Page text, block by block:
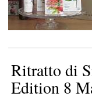
Ritratto di
Edition 8